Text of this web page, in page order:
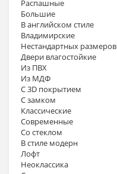
Распашные
Большие
В английском стиле
Владимирские
Нестандартных размеров
Двери влагостойкие
Из ПВХ
Из МДФ
С 3D покрытием
С замком
Классические
Современные
Со стеклом
В стиле модерн
Лофт
Неоклассика